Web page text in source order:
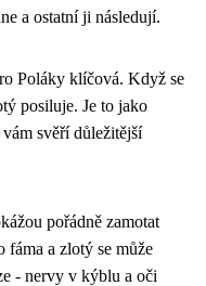
a ostatní ji následují.
Poláky klíčová. Když se
posiluje. Je to jako
svěří důležitější
pořádně zamotat
fáma a zlotý se může
- nervy v kýblu a oči